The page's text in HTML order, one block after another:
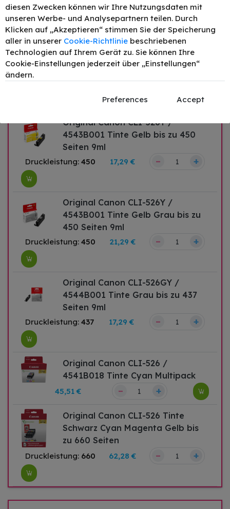
Original Canon CLI-526M /
4542B001 Tinte Magenta bis zu
520 Seiten 9ml
Druckleistung:520 17,29 € – +
Original Canon CLI-526Y /
4543B001 Tinte Gelb bis zu 450
Seiten 9ml
Druckleistung: 450 17,29 € – +
Original Canon CLI-526Y /
4543B001 Tinte Gelb Grau bis zu
450 Seiten 9ml
Druckleistung: 450 21,29 € – +
Original Canon CLI-526GY /
4544B001 Tinte Grau bis zu 437
Seiten 9ml
Druckleistung: 437 17,29 € – +
Original Canon CLI-526 /
4541B018 Tinte Cyan Multipack
45,51 € – +
Original Canon CLI-526 Tinte
Schwarz Cyan Magenta Gelb bis
zu 660 Seiten
Druckleistung: 660 62,28 € – +
diesen Zwecken können wir Ihre Nutzungsdaten mit
unseren Werbe- und Analysepartnern teilen. Durch
Klicken auf „Akzeptieren“ stimmen Sie der Speicherung
aller in unserer Cookie-Richtlinie beschriebenen
Technologien auf Ihrem Gerät zu. Sie können Ihre
Cookie-Einstellungen jederzeit über „Einstellungen“
ändern.
Preferences Accept